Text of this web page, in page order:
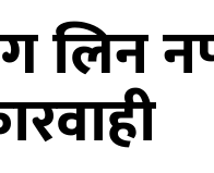
लिन